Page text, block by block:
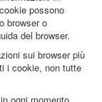
possono
browser o
del browser.
sui browser più
i cookie, non tutte